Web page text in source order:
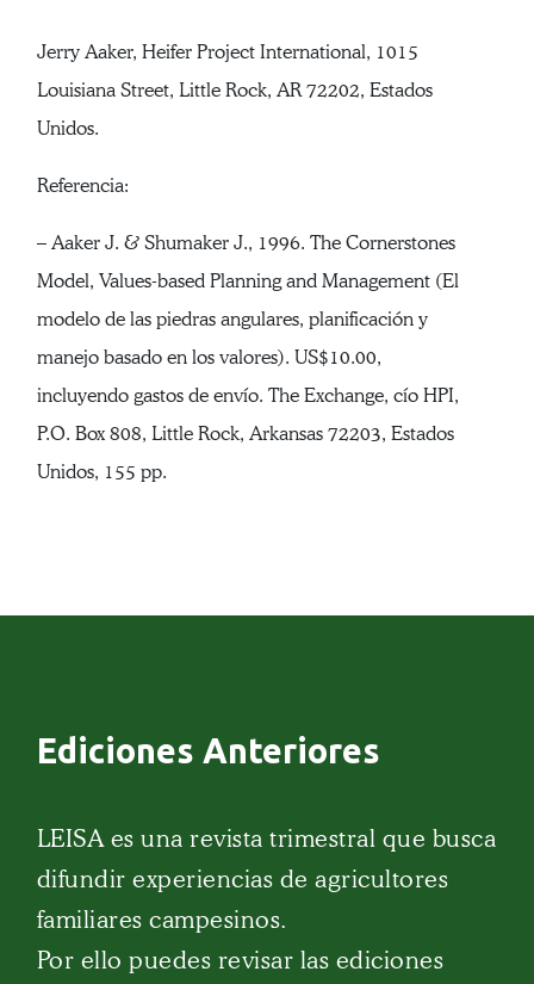
Jerry Aaker, Heifer Project International, 1015
Louisiana Street, Little Rock, AR 72202, Estados
Unidos.
Referencia:
– Aaker J. & Shumaker J., 1996. The Cornerstones
Model, Values-based Planning and Management (El
modelo de las piedras angulares, planificación y
manejo basado en los valores). US$10.00,
incluyendo gastos de envío. The Exchange, cío HPI,
P.O. Box 808, Little Rock, Arkansas 72203, Estados
Unidos, 155 pp.
Ediciones Anteriores
LEISA es una revista trimestral que busca
difundir experiencias de agricultores
familiares campesinos.
Por ello puedes revisar las ediciones